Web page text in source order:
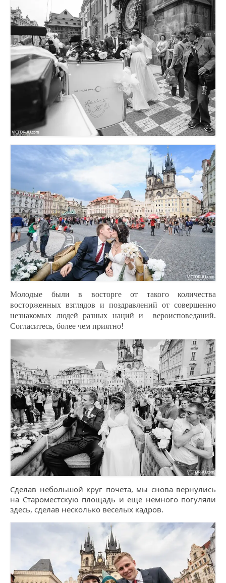
Молодые были в восторге от такого количества
восторженных взглядов и поздравлений от совершенно
незнакомых людей разных наций и
вероисповеданий.
Согласитесь, более чем приятно!
Сделав небольшой круг почета, мы снова вернулись
на Староместскую площадь и еще немного погуляли
здесь, сделав несколько веселых кадров.